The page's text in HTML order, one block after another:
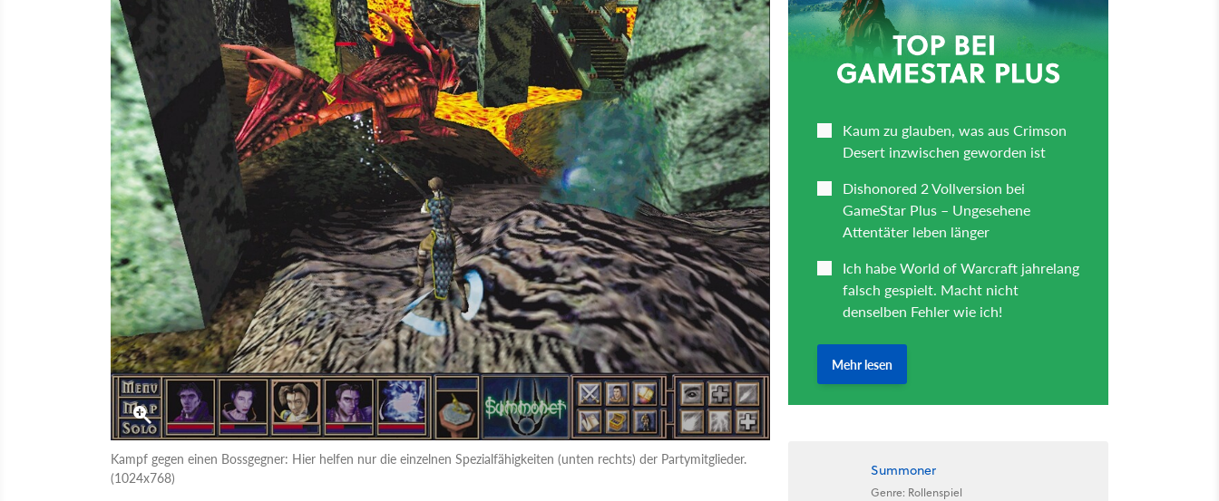
Kampf gegen einen Bossgegner: Hier helfen nur die einzelnen Spezialfähigkeiten (unten rechts) der Partymitglieder.
(1024x768)
Summoner
Genre: Rollenspiel